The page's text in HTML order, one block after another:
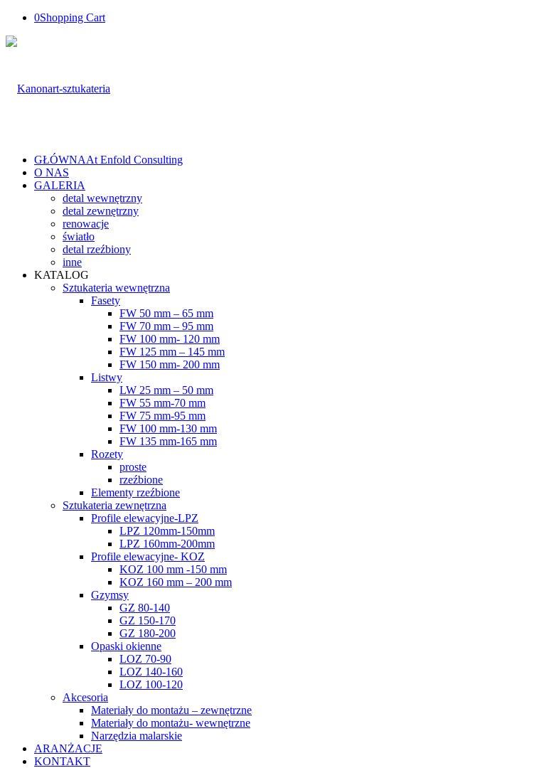
0Shopping Cart
GŁÓWNAAt Enfold Consulting
O NAS
GALERIA
detal wewnętrzny
detal zewnętrzny
renowacje
światło
detal rzeźbiony
inne
KATALOG
Sztukateria wewnętrzna
Fasety
FW 50 mm – 65 mm
FW 70 mm – 95 mm
FW 100 mm- 120 mm
FW 125 mm – 145 mm
FW 150 mm- 200 mm
Listwy
LW 25 mm – 50 mm
FW 55 mm-70 mm
FW 75 mm-95 mm
FW 100 mm-130 mm
FW 135 mm-165 mm
Rozety
proste
rzeźbione
Elementy rzeźbione
Sztukateria zewnętrzna
Profile elewacyjne-LPZ
LPZ 120mm-150mm
LPZ 160mm-200mm
Profile elewacyjne- KOZ
KOZ 100 mm -150 mm
KOZ 160 mm – 200 mm
Gzymsy
GZ 80-140
GZ 150-170
GZ 180-200
Opaski okienne
LOZ 70-90
LOZ 140-160
LOZ 100-120
Akcesoria
Materiały do montażu – zewnętrzne
Materiały do montażu- wewnętrzne
Narzędzia malarskie
ARANŻACJE
KONTAKT